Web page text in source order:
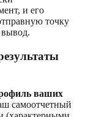
и его
точку
ваших
самоотчетный